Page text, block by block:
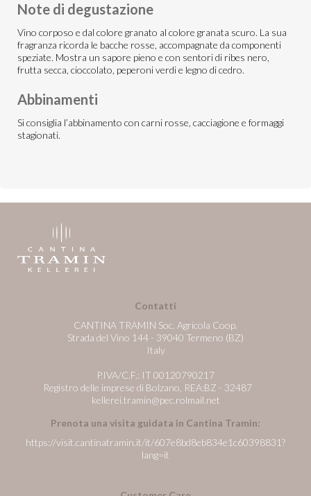
Note di degustazione
Vino corposo e dal colore granato al colore granata scuro. La sua
fragranza ricorda le bacche rosse, accompagnate da componenti
speziate. Mostra un sapore pieno e con sentori di ribes nero,
frutta secca, cioccolato, peperoni verdi e legno di cedro.
Abbinamenti
Si consiglia l’abbinamento con carni rosse, cacciagione e formaggi
stagionati.
Contatti
CANTINA TRAMIN Soc. Agricola Coop.
Strada del Vino 144 - 39040 Termeno (BZ)
Italy
P.IVA/C.F.: IT 00120790217
Registro delle imprese di Bolzano, REA:BZ - 32487
kellerei.tramin@pec.rolmail.net
Prenota una visita guidata in Cantina Tramin:
https://visit.cantinatramin.it/it/607e8bd8eb834e1c60398831?
lang=it